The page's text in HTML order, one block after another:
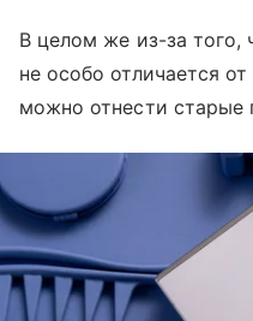
В целом же из-за того,
не особо отличается
можно отнести